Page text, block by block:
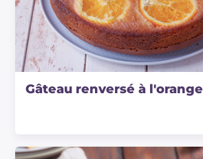
Gâteau renversé à l'orange